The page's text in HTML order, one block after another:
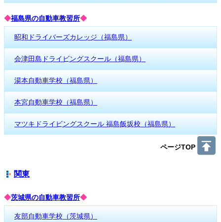
◆福島県の自動車教習所◆
昭和ドライバーズカレッジ（福島県）
会津田島ドライビングスクール（福島県）
湯本自動車学校（福島県）
本宮自動車学校（福島県）
マツキドライビングスクール 福島飯坂校（福島県）
ページTOP
関東
◆茨城県の自動車教習所◆
友部自動車学校（茨城県）